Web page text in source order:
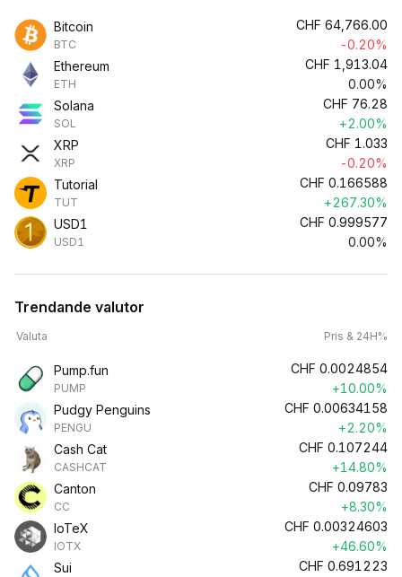
Bitcoin
BTC
CHF 64,766.00
-0.20%
Ethereum
ETH
CHF 1,913.04
0.00%
Solana
SOL
CHF 76.28
+2.00%
XRP
XRP
CHF 1.033
-0.20%
Tutorial
TUT
CHF 0.166588
+267.30%
USD1
USD1
CHF 0.999577
0.00%
Trendande valutor
Valuta Pris & 24H%
Pump.fun
PUMP
CHF 0.0024854
+10.00%
Pudgy Penguins
PENGU
CHF 0.00634158
+2.20%
Cash Cat
CASHCAT
CHF 0.107244
+14.80%
Canton
CC
CHF 0.09783
+8.30%
IoTeX
IOTX
CHF 0.00324603
+46.60%
Sui
CHF 0.691223